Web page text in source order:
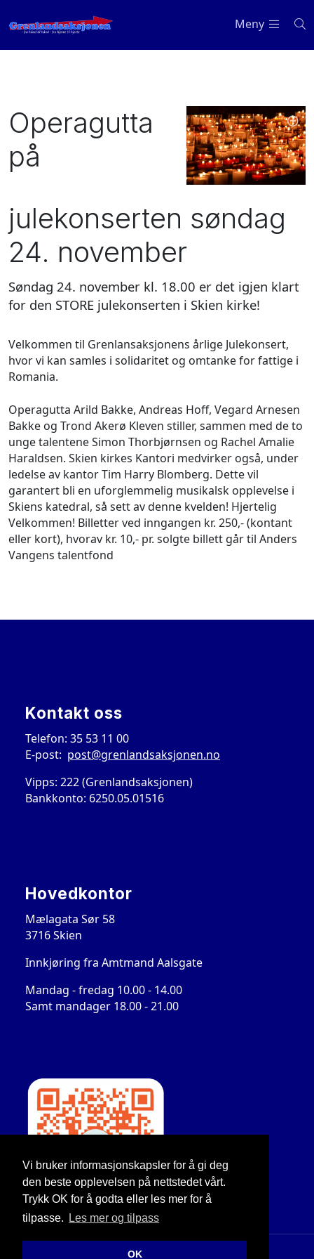
Vi bruker informasjonskapsler for å gi deg
den beste opplevelsen på nettstedet vårt.
Trykk OK for å godta eller les mer for å
tilpasse.
Les mer og tilpass
OK
Meny
Operagutta
på
julekonserten søndag
24. november
Søndag 24. november kl. 18.00 er det igjen klart
for den STORE julekonserten i Skien kirke!
Velkommen til Grenlansaksjonens årlige Julekonsert,
hvor vi kan samles i solidaritet og omtanke for fattige i
Romania.
Operagutta Arild Bakke, Andreas Hoff, Vegard Arnesen
Bakke og Trond Akerø Kleven stiller, sammen med de to
unge talentene Simon Thorbjørnsen og Rachel Amalie
Haraldsen. Skien kirkes Kantori medvirker også, under
ledelse av kantor Tim Harry Blomberg. Dette vil
garantert bli en uforglemmelig musikalsk opplevelse i
Skiens katedral, så sett av denne kvelden! Hjertelig
Velkommen! Billetter ved inngangen kr. 250,- (kontant
eller kort), hvorav kr. 10,- pr. solgte billett går til Anders
Vangens talentfond
Kontakt oss
Telefon: 35 53 11 00
E-post: post@grenlandsaksjonen.no
Vipps: 222 (Grenlandsaksjonen)
Bankkonto: 6250.05.01516
Hovedkontor
Mælagata Sør 58
3716 Skien
Innkjøring fra Amtmand Aalsgate
Mandag - fredag 10.00 - 14.00
Samt mandager 18.00 - 21.00